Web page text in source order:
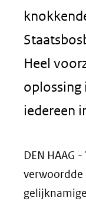
Heel
oplossing
iedereen
DEN HAAG
verwoordde